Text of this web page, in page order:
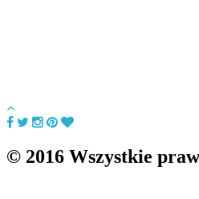
© 2016 Wszystkie